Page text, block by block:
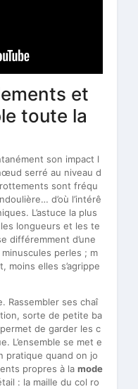
et
toute la
son impact l
serré au niveau d
sont fréqu
d’où l’intérê
L’astuce la plus
longueurs et les te
différemment d’une
perles ; m
moins elles s’agrippe
Rassembler ses chaî
sorte de petite ba
de garder les c
L’ensemble se met e
pratique quand on jo
propres à la mode
: la maille du col ro